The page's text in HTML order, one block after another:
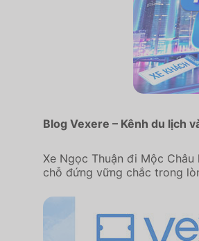
Blog Vexere – Kênh du lịch
Xe Ngọc Thuận đi Mộc
chỗ đứng vững chắc trong